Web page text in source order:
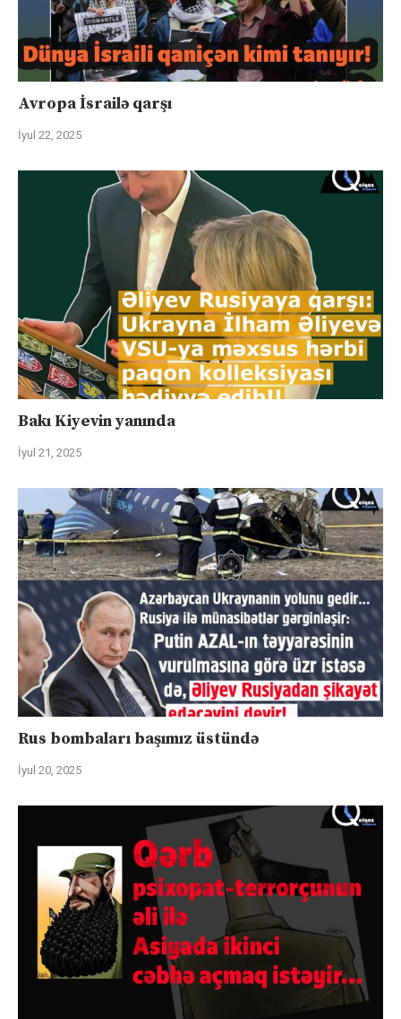
Avropa İsrailə qarşı
İyul 22, 2025
Bakı Kiyevin yanında
İyul 21, 2025
Rus bombaları başımız üstündə
İyul 20, 2025